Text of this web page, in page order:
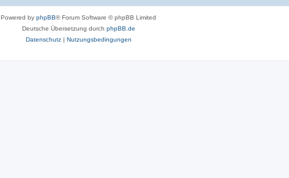
Powered by phpBB® Forum Software © phpBB Limited
Deutsche Übersetzung durch phpBB.de
Datenschutz| Nutzungsbedingungen